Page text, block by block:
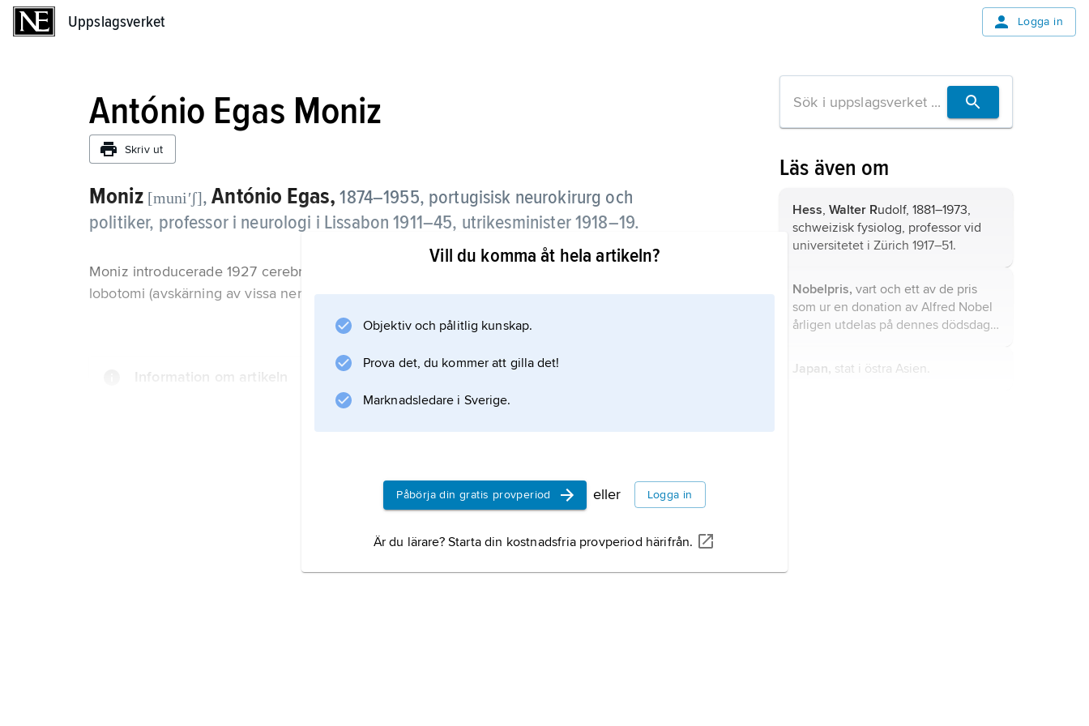
Uppslagsverket Logga in
António Egas Moniz
Skriv ut
Moniz [muniʹʃ],António Egas, 1874–1955, portugisisk neurokirurg och
politiker, professor i neurologi i Lissabon 1911–45, utrikesminister 1918–19.
Moniz introducerade 1927 cerebral angiografi (kärlröntgenundersökning av hjärnan) och 1935
lobotomi (avskärning av vissa nervbanor till hjärnans framlober).
Information om artikeln
Vill du komma åt hela artikeln?
Objektiv och pålitlig kunskap.
Prova det, du kommer att gilla det!
Marknadsledare i Sverige.
Påbörja din gratis provperiod eller Logga in
Är du lärare? Starta din kostnadsfria provperiod härifrån.
Läs även om
Hess, Walter Rudolf, 1881–1973,
schweizisk fysiolog, professor vid
universitetet i Zürich 1917–51.
Nobelpris, vart och ett av de pris
som ur en donation av Alfred Nobel
årligen utdelas på dennes dödsdag
Japan, stat i östra Asien.